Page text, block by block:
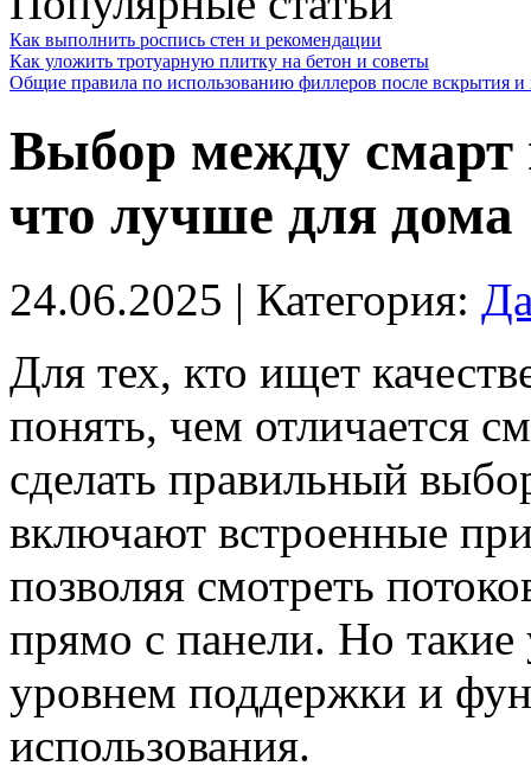
Как выполнить роспись стен и рекомендации
Как уложить тротуарную плитку на бетон и советы
Общие правила по использованию филлеров после вскрытия и
Выбор между смарт
что лучше для дома
24.06.2025 | Категория:
Для тех, кто ищет
понять, чем отличается
сделать правильный
включают встроенные
позволяя смотреть
прямо с панели. Но
уровнем поддержки и
использования.